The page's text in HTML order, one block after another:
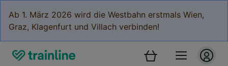
Ab 1. März 2026 wird die Westbahn erstmals Wien,
Graz, Klagenfurt und Villach verbinden!